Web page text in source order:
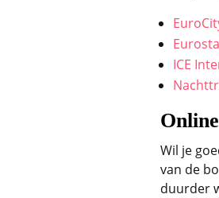
ICE
Wil je
van de
duurder